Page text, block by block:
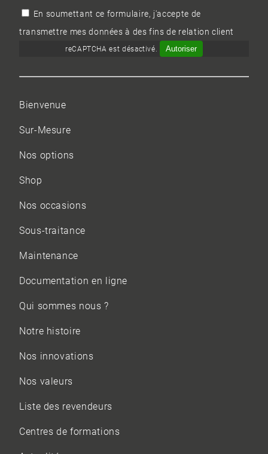
En soumettant ce formulaire, j'accepte de
transmettre mes données à des fins de relation client
reCAPTCHA est désactivé. Autoriser
Bienvenue
Sur-Mesure
Nos options
Shop
Nos occasions
Sous-traitance
Maintenance
Documentation en ligne
Qui sommes nous ?
Notre histoire
Nos innovations
Nos valeurs
Liste des revendeurs
Centres de formations